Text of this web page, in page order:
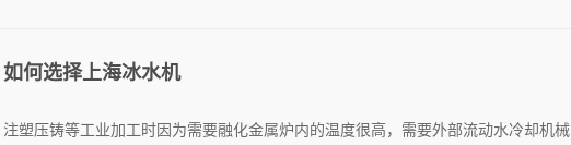
如何选择上海冰水机
注塑压铸等工业加工时因为需要融化金属炉内的温度很高，需要外部流动水冷却机械